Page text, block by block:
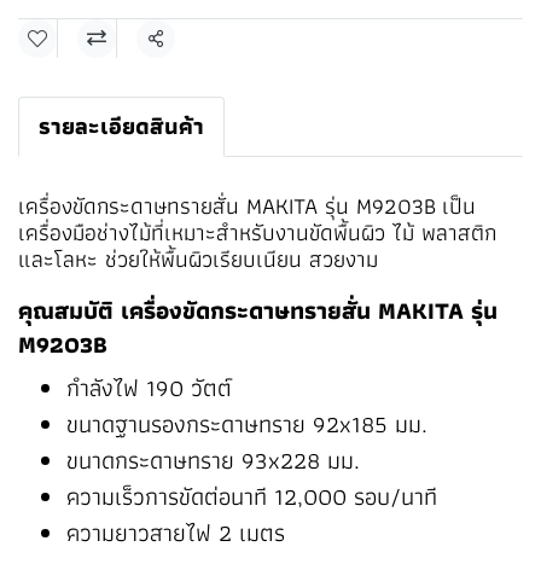
แชร์
รายละเอียดสินค้า
เครื่องขัดกระดาษทรายสั่น MAKITA รุ่น M9203B เป็น
เครื่องมือช่างไม้ที่เหมาะสำหรับงานขัดพื้นผิว ไม้ พลาสติก
และโลหะ ช่วยให้พื้นผิวเรียบเนียน สวยงาม
คุณสมบัติ เครื่องขัดกระดาษทรายสั่น MAKITA รุ่น
M9203B
กำลังไฟ 190 วัตต์
ขนาดฐานรองกระดาษทราย 92x185 มม.
ขนาดกระดาษทราย 93x228 มม.
ความเร็วการขัดต่อนาที 12,000 รอบ/นาที
ความยาวสายไฟ 2 เมตร